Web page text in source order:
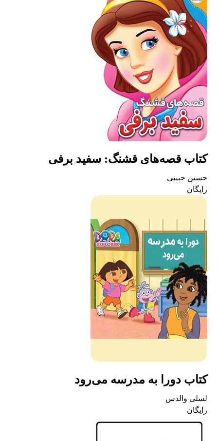
کتاب قصه‌های قشنگ: سفید برفی
حسین حبیبی
رایگان
کتاب دورا به مدرسه می‌رود
لسلی والدس
رایگان